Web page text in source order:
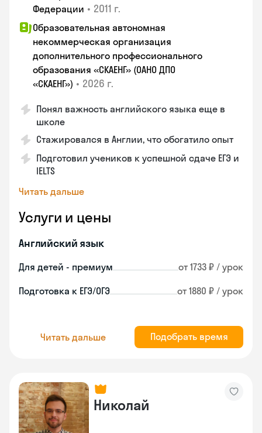
Федерации • 2011 г.
Образовательная автономная
некоммерческая организация
дополнительного профессионального
образования «СКАЕНГ» (ОАНО ДПО
«СКАЕНГ») • 2026 г.
Понял важность английского языка еще в
школе
Стажировался в Англии, что обогатило опыт
Подготовил учеников к успешной сдаче ЕГЭ и
IELTS
Читать дальше
Услуги и цены
Английский язык
Для детей - премиум от 1733 ₽ / урок
Подготовка к ЕГЭ/ОГЭ от 1880 ₽ / урок
Читать дальше Подобрать время
Николай